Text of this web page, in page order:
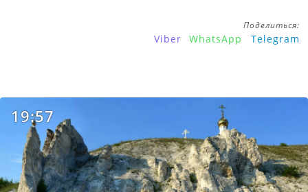
Поделиться:
Viber WhatsApp Telegram
19:57